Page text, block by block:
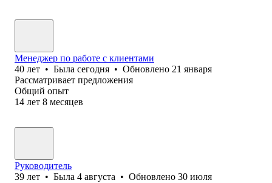
Менеджер по работе с клиентами
40 лет • Была сегодня • Обновлено 21 января
Рассматривает предложения
Общий опыт
14 лет 8 месяцев
Руководитель
39 лет • Была 4 августа • Обновлено 30 июля